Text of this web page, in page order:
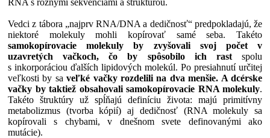
Vedci z tábora „najprv RNA/DNA a dedičnosť“ predpokladajú, že
niektoré molekuly mohli kopírovať samé seba. Takéto
samokopírovacie molekuly by zvyšovali svoj počet v
uzavretých vačkoch, čo by spôsobilo ich rastspolu
s inkorporáciou ďalších lipidových molekúl. Po presiahnutí určitej
veľkosti by saveľké vačky rozdelili na dva menšie. A dcérske
vačky by taktiež obsahovali samokopírovacie RNA molekuly.
Takéto štruktúry už spĺňajú definíciu života: majú primitívny
metabolizmus (tvorba kópií) aj dedičnosť (RNA molekuly sa
kopírovali s chybami, v dnešnom svete definovanými ako
mutácie).